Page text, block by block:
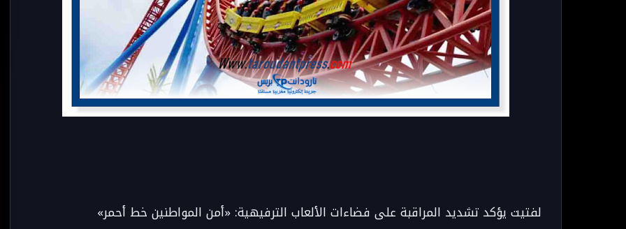
لفتيت يؤكد تشديد المراقبة على فضاءات الألعاب الترفيهية: «أمن المواطنين خط أحمر»